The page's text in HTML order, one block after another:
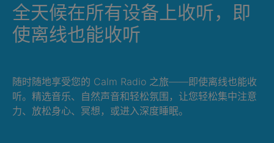
全天候在所有设备上收听，即
使离线也能收听
随时随地享受您的 Calm Radio 之旅——即使离线也能收
听。精选音乐、自然声音和轻松氛围，让您轻松集中注意
力、放松身心、冥想，或进入深度睡眠。